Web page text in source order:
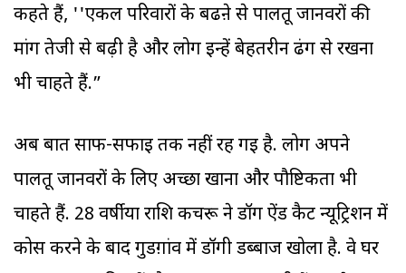
कहते हैं, ''एकल परिवारों के बढऩे से पालतू जानवरों की
मांग तेजी से बढ़ी है और लोग इन्हें बेहतरीन ढंग से रखना
भी चाहते हैं.”
अब बात साफ-सफाई तक नहीं रह गई है. लोग अपने
पालतू जानवरों के लिए अच्छा खाना और पौष्टिकता भी
चाहते हैं. 28 वर्षीया राशि कचरू ने डॉग ऐंड कैट न्यूट्रिशन में
कोर्स करने के बाद गुडग़ांव में डॉगी डब्बाज खोला है. वे घर